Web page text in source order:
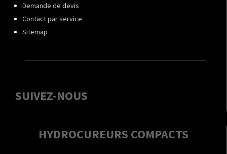
Demande de devis
Contact par service
Sitemap
SUIVEZ-NOUS
HYDROCUREURS COMPACTS